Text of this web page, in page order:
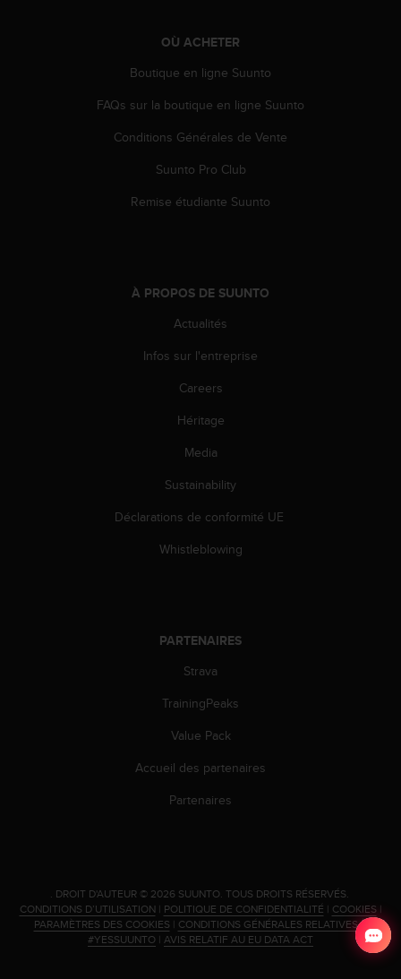
OÙ ACHETER
Boutique en ligne Suunto
FAQs sur la boutique en ligne Suunto
Conditions Générales de Vente
Suunto Pro Club
Remise étudiante Suunto
À PROPOS DE SUUNTO
Actualités
Infos sur l'entreprise
Careers
Héritage
Media
Sustainability
Déclarations de conformité UE
Whistleblowing
PARTENAIRES
Strava
TrainingPeaks
Value Pack
Accueil des partenaires
Partenaires
. DROIT D'AUTEUR © 2026 SUUNTO. TOUS DROITS RÉSERVÉS.
CONDITIONS D’UTILISATION| POLITIQUE DE CONFIDENTIALITÉ | COOKIES|
PARAMÈTRES DES COOKIES | CONDITIONS GÉNÉRALES RELATIVES À
#YESSUUNTO | AVIS RELATIF AU EU DATA ACT